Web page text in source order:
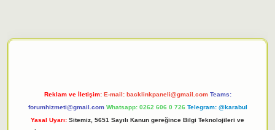
Reklam ve İletişim: E-mail: backlinkpaneli@gmail.com Teams:
forumhizmeti@gmail.com Whatsapp: 0262 606 0 726 Telegram: @karabul
Yasal Uyarı: Sitemiz, 5651 Sayılı Kanun gereğince Bilgi Teknolojileri ve